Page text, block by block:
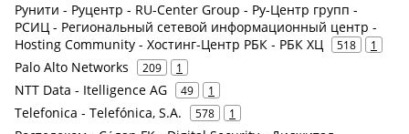
Рунити - Руцентр - RU-Center Group - Ру-Центр групп -
РСИЦ - Региональный сетевой информационный центр -
Hosting Community - Хостинг-Центр РБК - РБК ХЦ
518 1
Palo Alto Networks 209 1
NTT Data - Itelligence AG 49 1
Telefonica - Telefónica, S.A. 578 1